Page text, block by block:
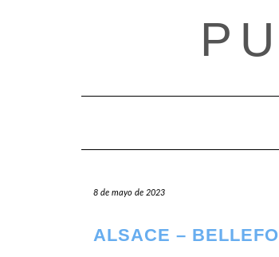
8 de mayo de 2023
ALSACE –